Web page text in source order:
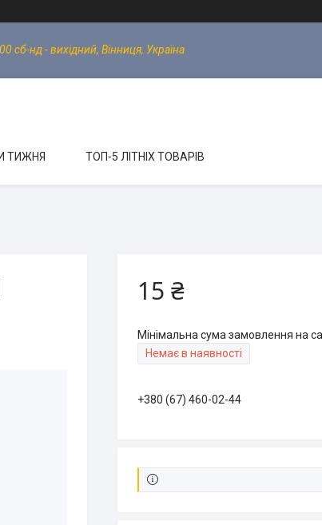
сб-нд - вихідний, Вінниця, Україна
ТИЖНЯ ТОП-5 ЛІТНІХ ТОВАРІВ
15 ₴
Мінімальна сума замовлення на
Немає в наявності
+380 (67) 460-02-44